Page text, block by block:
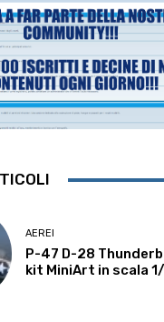
AEREI
P-47 D-28
kit MiniArt in scala